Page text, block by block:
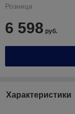
Розница
6 598 руб.
Характеристики